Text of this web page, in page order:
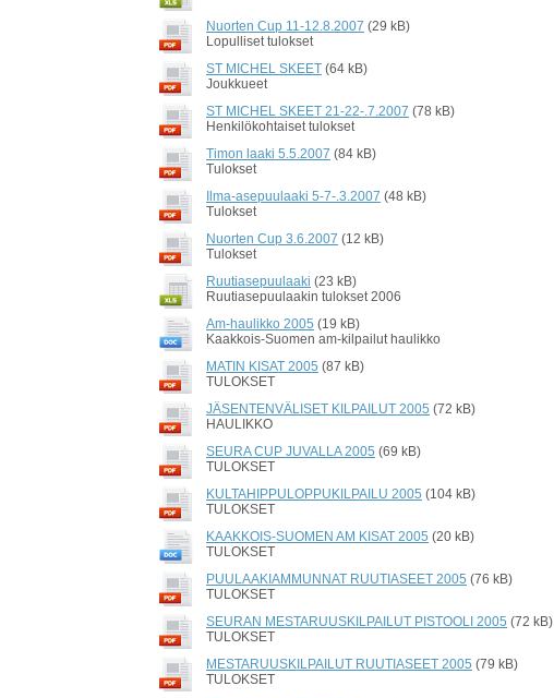
Nuorten Cup 11-12.8.2007 (29 kB)
Lopulliset tulokset
ST MICHEL SKEET (64 kB)
Joukkueet
ST MICHEL SKEET 21-22-.7.2007 (78 kB)
Henkilökohtaiset tulokset
Timon laaki 5.5.2007 (84 kB)
Tulokset
Ilma-asepuulaaki 5-7-.3.2007 (48 kB)
Tulokset
Nuorten Cup 3.6.2007 (12 kB)
Tulokset
Ruutiasepuulaaki (23 kB)
Ruutiasepuulaakin tulokset 2006
Am-haulikko 2005 (19 kB)
Kaakkois-Suomen am-kilpailut haulikko
MATIN KISAT 2005 (87 kB)
TULOKSET
JÄSENTENVÄLISET KILPAILUT 2005 (72 kB)
HAULIKKO
SEURA CUP JUVALLA 2005 (69 kB)
TULOKSET
KULTAHIPPULOPPUKILPAILU 2005 (104 kB)
TULOKSET
KAAKKOIS-SUOMEN AM KISAT 2005 (20 kB)
TULOKSET
PUULAAKIAMMUNNAT RUUTIASEET 2005 (76 kB)
TULOKSET
SEURAN MESTARUUSKILPAILUT PISTOOLI 2005 (72 kB)
TULOKSET
MESTARUUSKILPAILUT RUUTIASEET 2005 (79 kB)
TULOKSET